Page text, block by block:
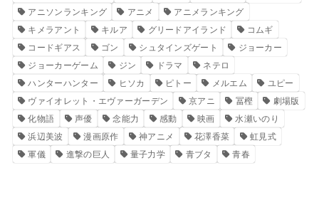
アニソンランキング
アニメ
アニメランキング
キメラアント
キルア グリードアイランド
コムギ
コードギアス
ゴン シュタインズゲート
ジョーカー
ジョーカーゲーム
ジン ドラマ
ネテロ
ハンターハンター
ヒソカ ピトー メルエム
ユピー
ヴァイオレット・エヴァーガーデン
京アニ 冨樫
劇場版
化物語
声優 念能力 感動 映画
水瀬いのり
浜辺美波
漫画原作 神アニメ 花澤香菜
虹見式
軍儀
進撃の巨人 量子力学 青ブタ 青春